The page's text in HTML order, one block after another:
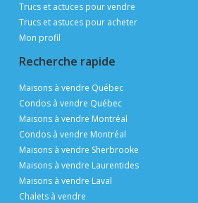
Trucs et actuces pour vendre
Trucs et astuces pour acheter
Mon profil
Recherche rapide
Maisons à vendre Québec
Condos à vendre Québec
Maisons à vendre Montréal
Condos à vendre Montréal
Maisons à vendre Sherbrooke
Maisons à vendre Laurentides
Maisons à vendre Laval
Chalets à vendre